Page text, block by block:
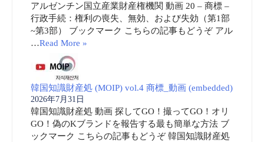
アルゼンチン国立産業財産権機関 動画 20 – 商標 –
行政手続：権利の喪失、無効、および失効（第1部
~第3部） ブックマーク こちらの記事もどうぞ アル
…Read More »
韓国知識財産処 (MOIP) vol.4 商標_動画 (embedded)
2026年7月31日
韓国知識財産処 動画 探してGO！撮ってGO！オリ
GO！偽のKブランドを報告する最も簡単な方法 ブ
ックマーク こちらの記事もどうぞ 韓国知識財産処